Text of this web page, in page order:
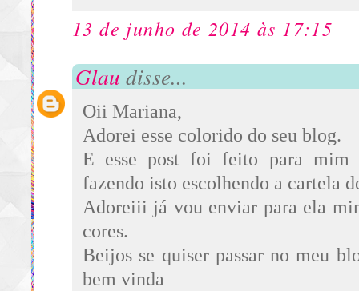
13 de junho de 2014 às 17:15
Glau disse...
Oii Mariana,
Adorei esse colorido do seu blog.
E esse post foi feito para mim
fazendo isto escolhendo a cartela
Adoreiii já vou enviar para ela
cores.
Beijos se quiser passar no meu
bem vinda